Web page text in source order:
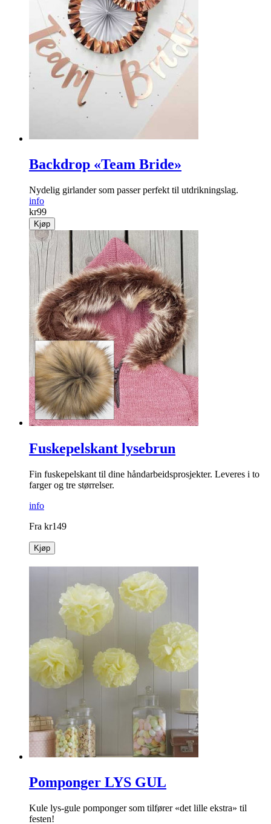
Backdrop «Team Bride»
Nydelig girlander som passer perfekt til utdrikningslag.
info
kr99
Kjøp
Fuskepelskant lysebrun
Fin fuskepelskant til dine håndarbeidsprosjekter. Leveres i to
farger og tre størrelser.
info
Fra kr149
Kjøp
Pomponger LYS GUL
Kule lys-gule pomponger som tilfører «det lille ekstra» til
festen!